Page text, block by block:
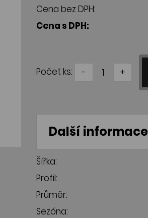
Cena bez DPH:
Cena s DPH:
Počet ks: - +
Další informace
Šířka:
Profil:
Průměr:
Sezóna: